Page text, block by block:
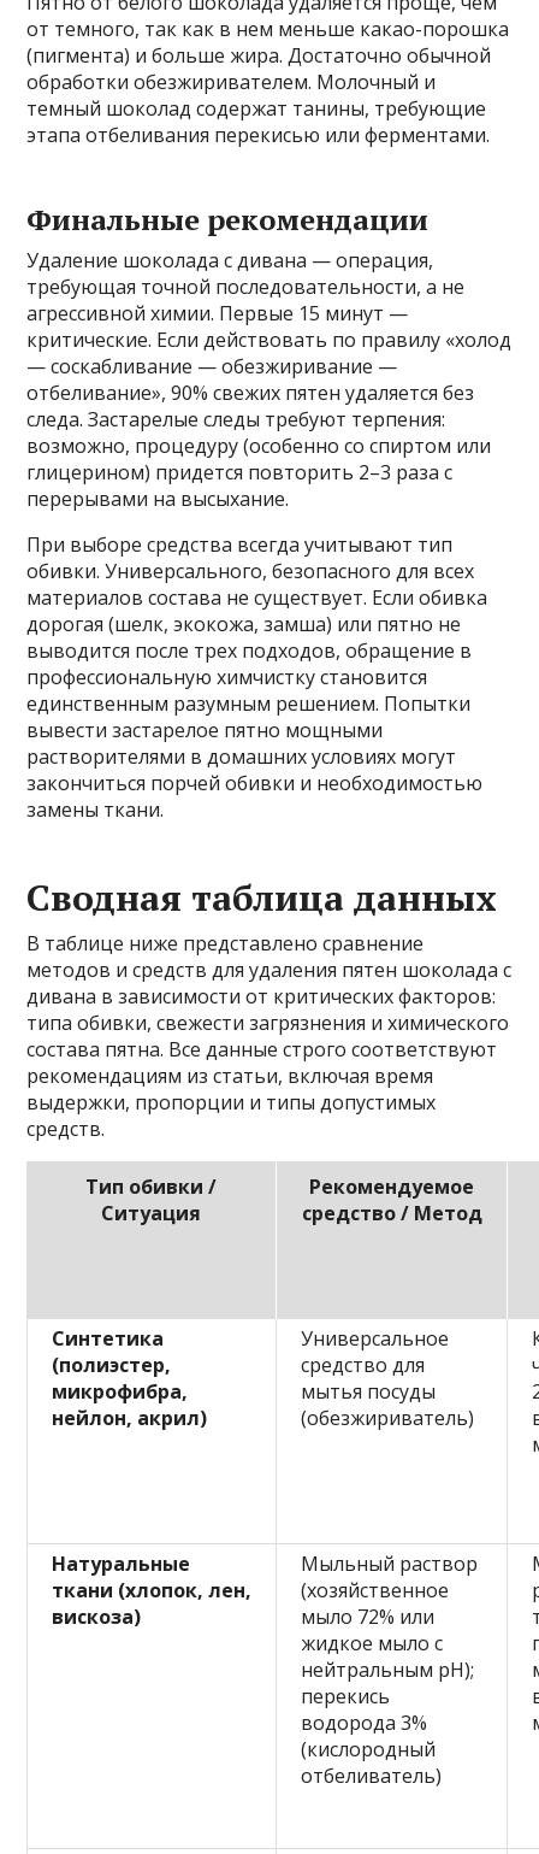
от темного, так как в нем меньше какао-порошка
(пигмента) и больше жира. Достаточно обычной
обработки обезжиривателем. Молочный и
темный шоколад содержат танины, требующие
этапа отбеливания перекисью или ферментами.
Финальные рекомендации
Удаление шоколада с дивана — операция,
требующая точной последовательности, а не
агрессивной химии. Первые 15 минут —
критические. Если действовать по правилу «холод
— соскабливание — обезжиривание —
отбеливание», 90% свежих пятен удаляется без
следа. Застарелые следы требуют терпения:
возможно, процедуру (особенно со спиртом или
глицерином) придется повторить 2–3 раза с
перерывами на высыхание.
При выборе средства всегда учитывают тип
обивки. Универсального, безопасного для всех
материалов состава не существует. Если обивка
дорогая (шелк, экокожа, замша) или пятно не
выводится после трех подходов, обращение в
профессиональную химчистку становится
единственным разумным решением. Попытки
вывести застарелое пятно мощными
растворителями в домашних условиях могут
закончиться порчей обивки и необходимостью
замены ткани.
Сводная таблица данных
В таблице ниже представлено сравнение
методов и средств для удаления пятен шоколада с
дивана в зависимости от критических факторов:
типа обивки, свежести загрязнения и химического
состава пятна. Все данные строго соответствуют
рекомендациям из статьи, включая время
выдержки, пропорции и типы допустимых
средств.
Тип обивки /
Ситуация
Рекомендуемое
средство / Метод
Синтетика
(полиэстер,
микрофибра,
нейлон, акрил)
Универсальное
средство для
мытья посуды
(обезжириватель)
Натуральные
ткани (хлопок, лен,
вискоза)
Мыльный раствор
(хозяйственное
мыло 72% или
жидкое мыло с
нейтральным pH);
перекись
водорода 3%
(кислородный
отбеливатель)